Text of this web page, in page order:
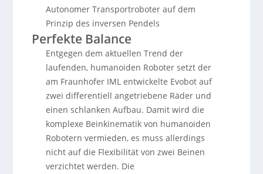
mit Flexibilität und Agilität und ist dadurch
gegenüber klassischen Transportrobotern im
Vorteil. Neben Balancierfähigkeiten verfügt er über
zwei Arme, die flexibel Objekte greifen und
bewegen können. Der Evobot kann Lasten bis zu
100 Kilogramm balancieren und hat aktuell eine
Hubkraft von 30 Kilogramm. Geeignet für Logistik,
Einsatzmöglichkeiten, muss aber technologisch
noch weiterentwickelt werden, um
Herausforderungen wie Stabilität und Navigation
zu meistern. Trotz der bestehenden Prototyp-
Phase sehen Experten großes Potenzial aufgrund
seines skalierbaren Designs.
Autonomer Transportroboter auf dem
Prinzip des inversen Pendels
Perfekte Balance
Entgegen dem aktuellen Trend der
laufenden, humanoiden Roboter setzt der
am Fraunhofer IML entwickelte Evobot auf
zwei differentiell angetriebene Räder und
einen schlanken Aufbau. Damit wird die
komplexe Beinkinematik von humanoiden
Robotern vermieden, es muss allerdings
nicht auf die Flexibilität von zwei Beinen
verzichtet werden. Die